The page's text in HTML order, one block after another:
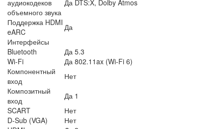
аудиокодеков
объемного звука
Да DTS:X, Dolby Atmos
Поддержка HDMI
eARC
Да
Интерфейсы
Bluetooth
Да 5.3
Wi-Fi
Да 802.11ax (Wi-Fi 6)
Компонентный
вход
Нет
Композитный
вход
Да 1
SCART
Нет
D-Sub (VGA)
Нет